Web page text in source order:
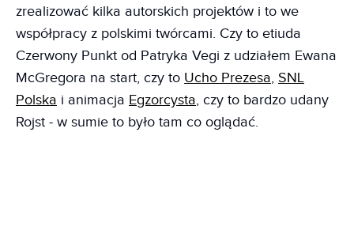
zrealizować kilka autorskich projektów i to we
współpracy z polskimi twórcami. Czy to etiuda
Czerwony Punkt od Patryka Vegi z udziałem Ewana
McGregora na start, czy to Ucho Prezesa, SNL
Polska i animacja Egzorcysta, czy to bardzo udany
Rojst - w sumie to było tam co oglądać.